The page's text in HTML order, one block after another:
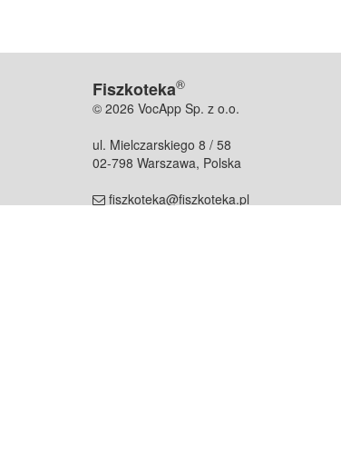
Fiszkoteka®
© 2026 VocApp Sp. z o.o.
ul. Mielczarskiego 8 / 58
02-798 Warszawa, Polska
fiszkoteka@fiszkoteka.pl